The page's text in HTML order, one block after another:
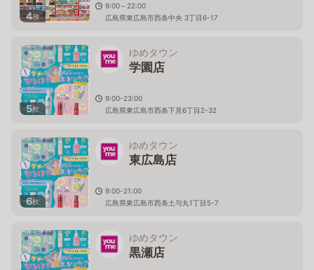
4枚
9:00～22:00
広島県東広島市西条中央 3丁目6-17
5枚
ゆめタウン
学園店
9:00-23:00
広島県東広島市西条下見6丁目2-32
6枚
ゆめタウン
東広島店
9:00-21:00
広島県東広島市西条土与丸1丁目5-7
ゆめタウン
黒瀬店